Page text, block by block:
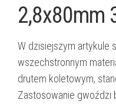
2,8x80mm
W dzisiejszym artykule
wszechstronnym
drutem koletowym,
Zastosowanie gwoździ